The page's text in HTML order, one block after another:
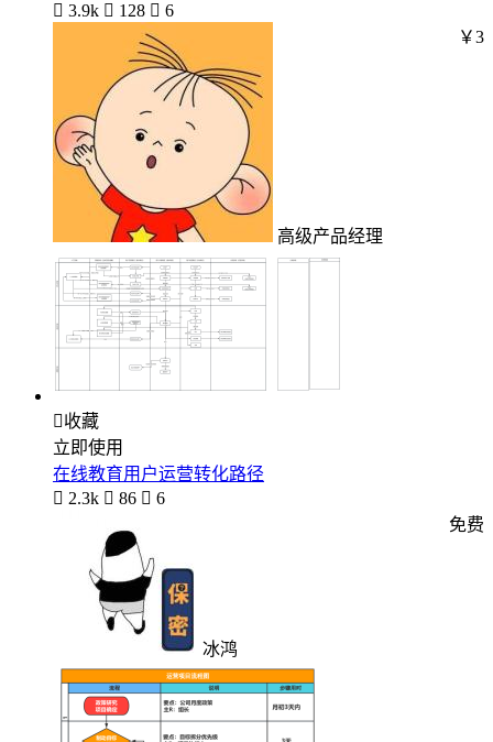
 3.9k  128  6
高级产品经理
￥3
收藏
立即使用
在线教育用户运营转化路径
 2.3k  86  6
冰鸿
免费